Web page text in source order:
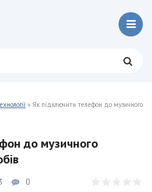
» Як підключити телефон до музичного
до музичного
0